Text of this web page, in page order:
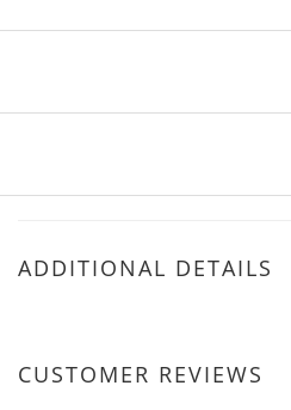
ADDITIONAL DETAILS
CUSTOMER REVIEWS